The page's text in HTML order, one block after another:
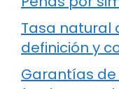
Tasa natural
definición y
Garantías